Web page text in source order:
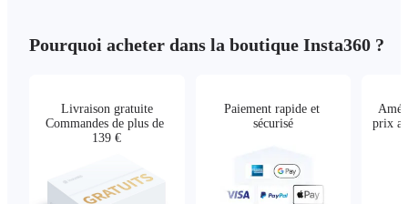
Pourquoi acheter dans la boutique Insta360 ?
Livraison gratuite
Commandes de plus de
139 €
Paiement rapide et
sécurisé
prix